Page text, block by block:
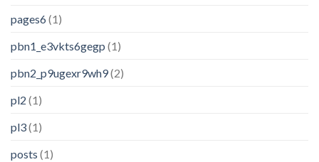
pages6(1)
pbn1_e3vkts6gegp (1)
pbn2_p9ugexr9wh9(2)
pl2 (1)
pl3(1)
posts (1)